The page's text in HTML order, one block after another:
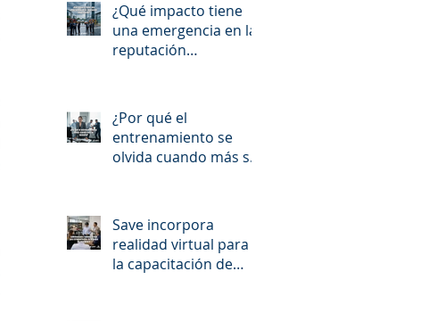
¿Qué impacto tiene
una emergencia en la
reputación
¿Por qué el
entrenamiento se
olvida cuando más se
Save incorpora
realidad virtual para
la capacitación de